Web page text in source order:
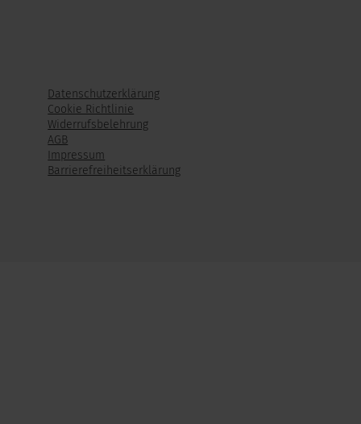
Datenschutzerklärung
Cookie Richtlinie
Widerrufsbelehrung
AGB
Impressum
Barrierefreiheitserklärung